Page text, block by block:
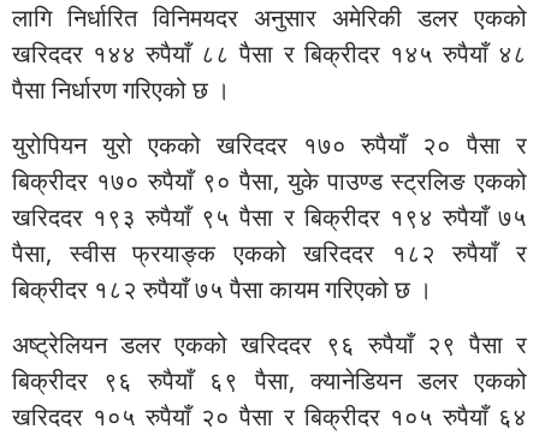
लागि निर्धारित विनिमयदर अनुसार अमेरिकी डलर एकको
खरिददर १४४ रुपैयाँ ८८ पैसा र बिक्रीदर १४५ रुपैयाँ ४८
पैसा निर्धारण गरिएको छ ।
युरोपियन युरो एकको खरिददर १७० रुपैयाँ २० पैसा र
बिक्रीदर १७० रुपैयाँ ९० पैसा, युके पाउण्ड स्ट्रलिङ एकको
खरिददर १९३ रुपैयाँ ९५ पैसा र बिक्रीदर १९४ रुपैयाँ ७५
पैसा, स्वीस फ्रयाङ्क एकको खरिददर १८२ रुपैयाँ र
बिक्रीदर १८२ रुपैयाँ ७५ पैसा कायम गरिएको छ ।
अष्ट्रेलियन डलर एकको खरिददर ९६ रुपैयाँ २९ पैसा र
बिक्रीदर ९६ रुपैयाँ ६९ पैसा, क्यानेडियन डलर एकको
खरिददर १०५ रुपैयाँ २० पैसा र बिक्रीदर १०५ रुपैयाँ ६४